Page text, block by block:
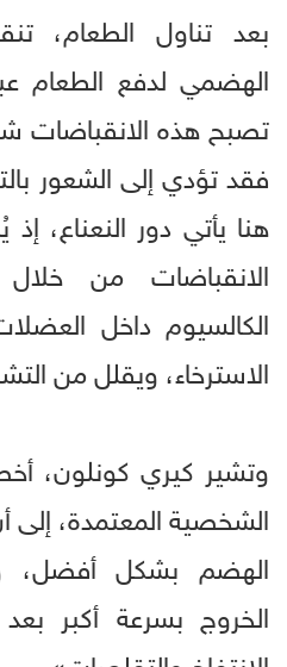
بعد تناول الطعام،
الهضمي لدفع الطعام
تصبح هذه الانقباضات
فقد تؤدي إلى الشعور
هنا يأتي دور النعناع،
الانقباضات من
الكالسيوم داخل
الاسترخاء، ويقلل من
وتشير كيري كونلون،
الشخصية المعتمدة، إلى
الهضم بشكل أفضل،
الخروج بسرعة أكبر